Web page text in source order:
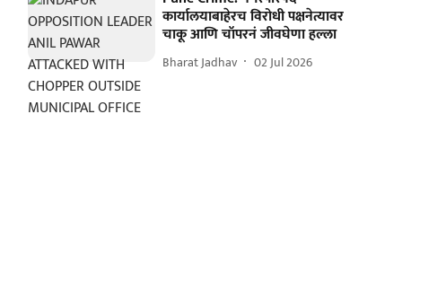
कार्यालयाबाहेरच विरोधी पक्षनेत्यावर
चाकू आणि चॉपरनं जीवघेणा हल्ला
Bharat Jadhav 02 Jul 2026